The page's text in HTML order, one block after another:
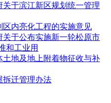
关于滨江新区规划统一管理
区内亮化工程的实施意见
关于公布实施新一轮松原市
和工业用
土地及地上附着物征收与补
拆迁管理办法